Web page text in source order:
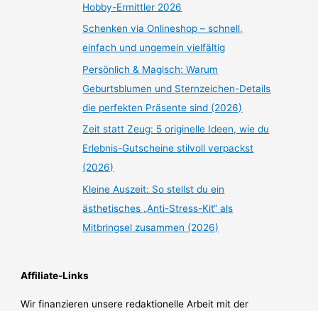
Hobby-Ermittler 2026
Schenken via Onlineshop – schnell,
einfach und ungemein vielfältig
Persönlich & Magisch: Warum
Geburtsblumen und Sternzeichen-Details
die perfekten Präsente sind (2026)
Zeit statt Zeug: 5 originelle Ideen, wie du
Erlebnis-Gutscheine stilvoll verpackst
(2026)
Kleine Auszeit: So stellst du ein
ästhetisches „Anti-Stress-Kit“ als
Mitbringsel zusammen (2026)
Affiliate-Links
Wir finanzieren unsere redaktionelle Arbeit mit der